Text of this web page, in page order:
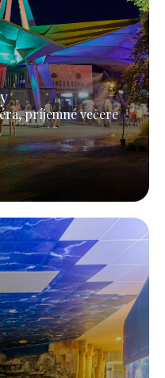
príjemné večere